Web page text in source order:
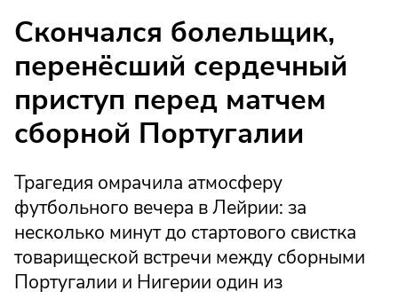
Скончался болельщик,
перенёсший сердечный
приступ перед матчем
сборной Португалии
Трагедия омрачила атмосферу
футбольного вечера в Лейрии: за
несколько минут до стартового свистка
товарищеской встречи между сборными
Португалии и Нигерии один из